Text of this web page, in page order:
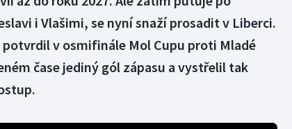
i Vlašimi, se nyní snaží prosadit v Liberci.
v osmifinále Mol Cupu proti Mladé
čase jediný gól zápasu a vystřelil tak